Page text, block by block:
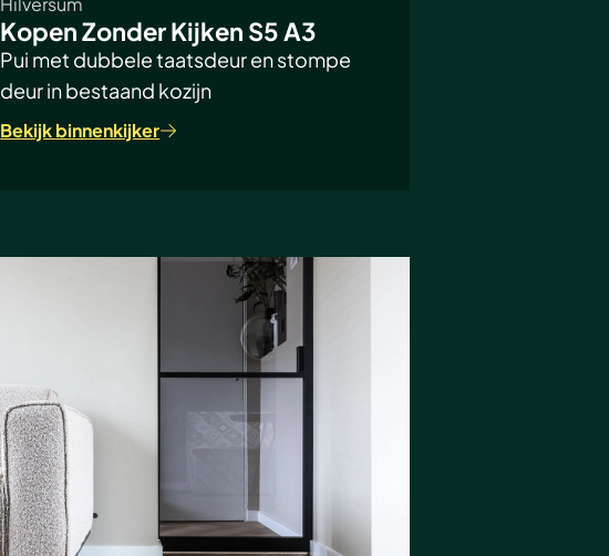
Kopen Zonder Kijken S5 A3
Pui met dubbele taatsdeur en stompe
deur in bestaand kozijn
Bekijk binnenkijker